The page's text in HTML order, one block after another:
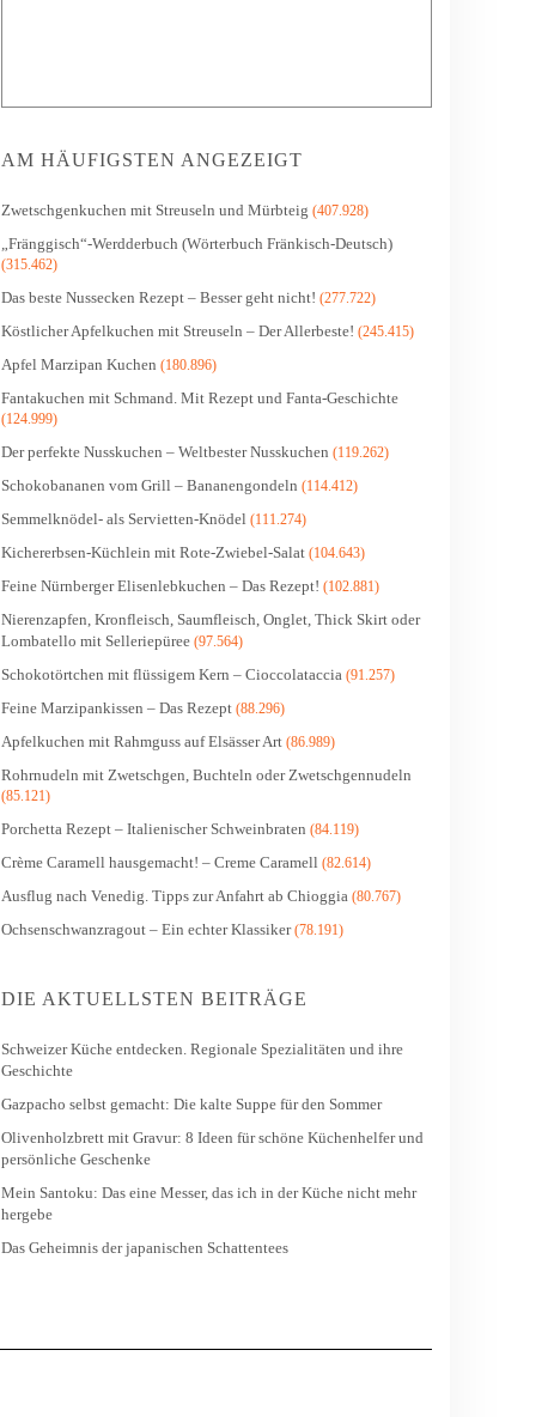
AM HÄUFIGSTEN ANGEZEIGT
Zwetschgenkuchen mit Streuseln und Mürbteig (407.928)
„Fränggisch“-Werdderbuch (Wörterbuch Fränkisch-Deutsch)
(315.462)
Das beste Nussecken Rezept – Besser geht nicht! (277.722)
Köstlicher Apfelkuchen mit Streuseln – Der Allerbeste! (245.415)
Apfel Marzipan Kuchen (180.896)
Fantakuchen mit Schmand. Mit Rezept und Fanta-Geschichte
(124.999)
Der perfekte Nusskuchen – Weltbester Nusskuchen (119.262)
Schokobananen vom Grill – Bananengondeln (114.412)
Semmelknödel- als Servietten-Knödel (111.274)
Kichererbsen-Küchlein mit Rote-Zwiebel-Salat (104.643)
Feine Nürnberger Elisenlebkuchen – Das Rezept! (102.881)
Nierenzapfen, Kronfleisch, Saumfleisch, Onglet, Thick Skirt oder
Lombatello mit Selleriepüree (97.564)
Schokotörtchen mit flüssigem Kern – Cioccolataccia (91.257)
Feine Marzipankissen – Das Rezept (88.296)
Apfelkuchen mit Rahmguss auf Elsässer Art (86.989)
Rohrnudeln mit Zwetschgen, Buchteln oder Zwetschgennudeln
(85.121)
Porchetta Rezept – Italienischer Schweinbraten (84.119)
Crème Caramell hausgemacht! – Creme Caramell (82.614)
Ausflug nach Venedig. Tipps zur Anfahrt ab Chioggia (80.767)
Ochsenschwanzragout – Ein echter Klassiker(78.191)
DIE AKTUELLSTEN BEITRÄGE
Schweizer Küche entdecken. Regionale Spezialitäten und ihre
Geschichte
Gazpacho selbst gemacht: Die kalte Suppe für den Sommer
Olivenholzbrett mit Gravur: 8 Ideen für schöne Küchenhelfer und
persönliche Geschenke
Mein Santoku: Das eine Messer, das ich in der Küche nicht mehr
hergebe
Das Geheimnis der japanischen Schattentees